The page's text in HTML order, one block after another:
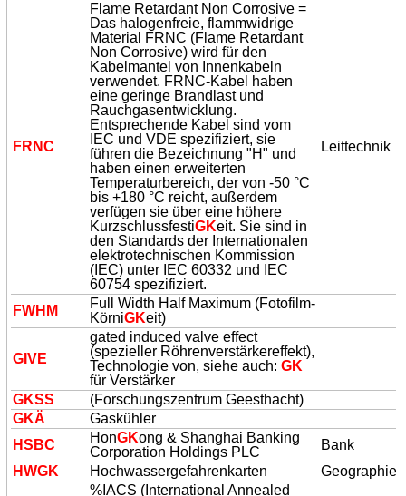
FRNC
Flame Retardant Non Corrosive =
Das halogenfreie, flammwidrige
Material FRNC (Flame Retardant
Non Corrosive) wird für den
Kabelmantel von Innenkabeln
verwendet. FRNC-Kabel haben
eine geringe Brandlast und
Rauchgasentwicklung.
Entsprechende Kabel sind vom
IEC und VDE spezifiziert, sie
führen die Bezeichnung "H" und
haben einen erweiterten
Temperaturbereich, der von -50 °C
bis +180 °C reicht, außerdem
verfügen sie über eine höhere
KurzschlussfestiGKeit. Sie sind in
den Standards der Internationalen
elektrotechnischen Kommission
(IEC) unter IEC 60332 und IEC
60754 spezifiziert.
Leittechnik
FWHM
Full Width Half Maximum (Fotofilm-
KörniGKeit)
GIVE
gated induced valve effect
(spezieller Röhrenverstärkereffekt),
Technologie von, siehe auch:GK
für Verstärker
GKSS
(Forschungszentrum Geesthacht)
GKÄ
Gaskühler
HSBC
HonGKong & Shanghai Banking
Corporation Holdings PLC
Bank
HWGK Hochwassergefahrenkarten
Geographie
%IACS (International Annealed